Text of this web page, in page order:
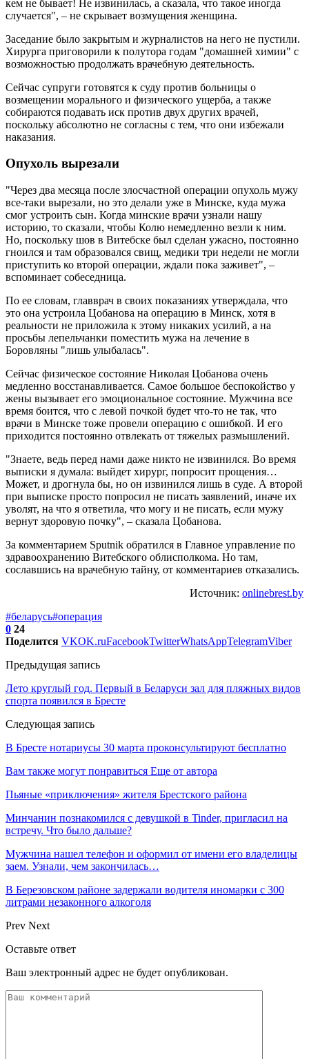
кем не бывает! Не извинилась, а сказала, что такое иногда
случается", – не скрывает возмущения женщина.
Заседание было закрытым и журналистов на него не пустили.
Хирурга приговорили к полутора годам "домашней химии" с
возможностью продолжать врачебную деятельность.
Сейчас супруги готовятся к суду против больницы о
возмещении морального и физического ущерба, а также
собираются подавать иск против двух других врачей,
поскольку абсолютно не согласны с тем, что они избежали
наказания.
Опухоль вырезали
"Через два месяца после злосчастной операции опухоль мужу
все-таки вырезали, но это делали уже в Минске, куда мужа
смог устроить сын. Когда минские врачи узнали нашу
историю, то сказали, чтобы Колю немедленно везли к ним.
Но, поскольку шов в Витебске был сделан ужасно, постоянно
гноился и там образовался свищ, медики три недели не могли
приступить ко второй операции, ждали пока заживет", –
вспоминает собеседница.
По ее словам, главврач в своих показаниях утверждала, что
это она устроила Цобанова на операцию в Минск, хотя в
реальности не приложила к этому никаких усилий, а на
просьбы лепельчанки поместить мужа на лечение в
Боровляны "лишь улыбалась".
Сейчас физическое состояние Николая Цобанова очень
медленно восстанавливается. Самое большое беспокойство у
жены вызывает его эмоциональное состояние. Мужчина все
время боится, что с левой почкой будет что-то не так, что
врачи в Минске тоже провели операцию с ошибкой. И его
приходится постоянно отвлекать от тяжелых размышлений.
"Знаете, ведь перед нами даже никто не извинился. Во время
выписки я думала: выйдет хирург, попросит прощения…
Может, и дрогнула бы, но он извинился лишь в суде. А второй
при выписке просто попросил не писать заявлений, иначе их
уволят, на что я ответила, что могу и не писать, если мужу
вернут здоровую почку", – сказала Цобанова.
За комментарием Sputnik обратился в Главное управление по
здравоохранению Витебского облисполкома. Но там,
сославшись на врачебную тайну, от комментариев отказались.
Источник: onlinebrest.by
#беларусь#операция
0 24
Поделится VKOK.ruFacebookTwitterWhatsAppTelegramViber
Предыдущая запись
Лето круглый год. Первый в Беларуси зал для пляжных видов
спорта появился в Бресте
Следующая запись
В Бресте нотариусы 30 марта проконсультируют бесплатно
Вам также могут понравиться Еще от автора
Пьяные «приключения» жителя Брестского района
Минчанин познакомился с девушкой в Tinder, пригласил на
встречу. Что было дальше?
Мужчина нашел телефон и оформил от имени его владелицы
заем. Узнали, чем закончилась…
В Березовском районе задержали водителя иномарки с 300
литрами незаконного алкоголя
Prev Next
Оставьте ответ
Ваш электронный адрес не будет опубликован.